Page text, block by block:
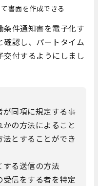
書面を作成できる
条件通知書を電子化す
確認し、パートタイム
付するようにしまし
が同項に規定する事
の方法によること
とすることができ
る送信の方法
信をする者を特定